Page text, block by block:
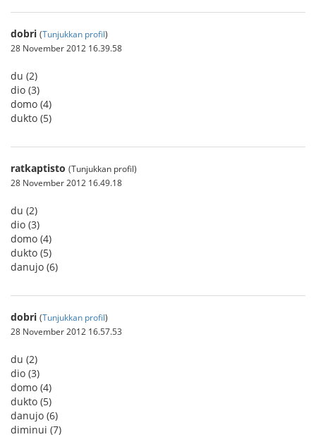
dobri (Tunjukkan profil)
28 November 2012 16.39.58
du (2)
dio (3)
domo (4)
dukto (5)
ratkaptisto (Tunjukkan profil)
28 November 2012 16.49.18
du (2)
dio (3)
domo (4)
dukto (5)
danujo (6)
dobri (Tunjukkan profil)
28 November 2012 16.57.53
du (2)
dio (3)
domo (4)
dukto (5)
danujo (6)
diminui (7)